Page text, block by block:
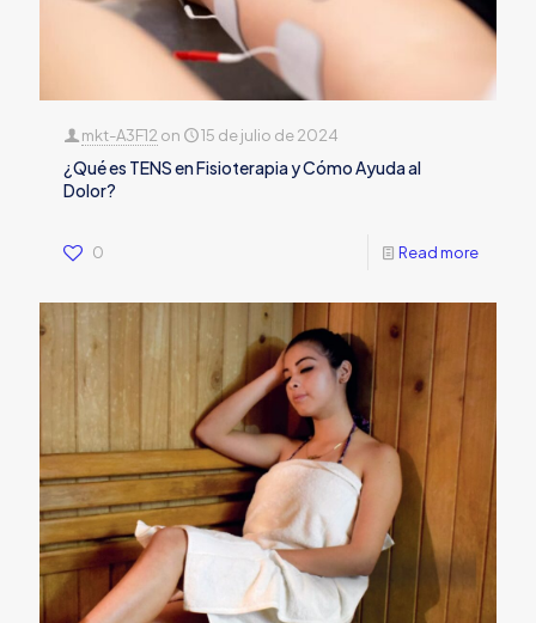
mkt-A3F12 on 15 de julio de 2024
¿Qué es TENS en Fisioterapia y Cómo Ayuda al
Dolor?
0 Read more